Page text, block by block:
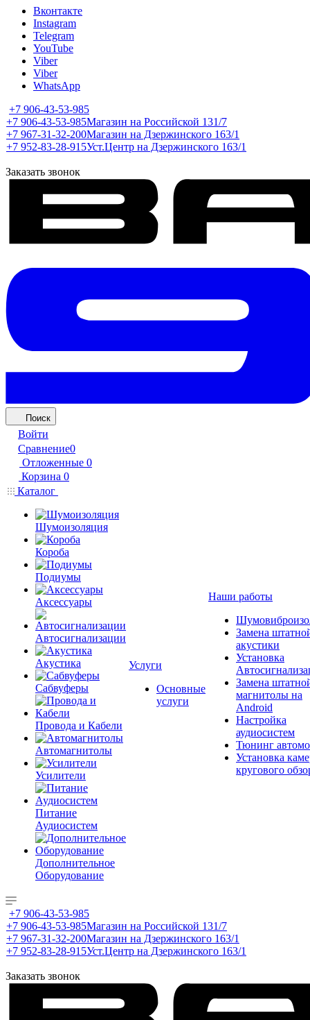
Вконтакте
Instagram
Telegram
YouTube
Viber
Viber
WhatsApp
+7 906-43-53-985
+7 906-43-53-985Магазин на Российской 131/7
+7 967-31-32-200Магазин на Дзержинского 163/1
+7 952-83-28-915Уст.Центр на Дзержинского 163/1
Заказать звонок
Поиск
Войти
Сравнение0
Отложенные 0
Корзина 0
Каталог
Шумоизоляция
Короба
Подиумы
Аксессуары
Автосигнализации
Акустика
Сабвуферы
Провода и Кабели
Автомагнитолы
Усилители
Питание
Аудиосистем
Дополнительное
Оборудование
Услуги
Основные
услуги
Наши работы
Замена
акустики
Установка
Замена
магнитолы на
Android
Настройка
аудиосистем
Тюнинг
Установка
кругового
+7 906-43-53-985
+7 906-43-53-985Магазин на Российской 131/7
+7 967-31-32-200Магазин на Дзержинского 163/1
+7 952-83-28-915Уст.Центр на Дзержинского 163/1
Заказать звонок